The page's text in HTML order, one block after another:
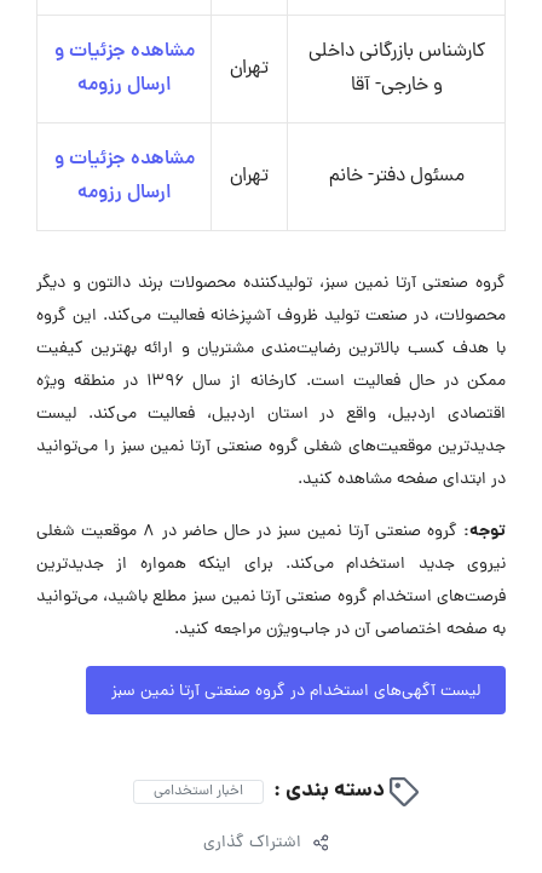
کارشناس بازرگانی داخلی
و خارجی- آقا
تهران
مشاهده جزئیات و
ارسال رزومه
مسئول دفتر- خانم تهران
مشاهده جزئیات و
ارسال رزومه
گروه صنعتی آرتا نمین سبز، تولیدکننده محصولات برند دالتون و دیگر
محصولات، در صنعت تولید ظروف آشپزخانه فعالیت می‌کند. این گروه
با هدف کسب بالاترین رضایت‌مندی مشتریان و ارائه بهترین کیفیت
ممکن در حال فعالیت است. کارخانه از سال ۱۳۹۶ در منطقه ویژه
اقتصادی اردبیل، واقع در استان اردبیل، فعالیت می‌کند. لیست
جدیدترین موقعیت‌های شغلی گروه صنعتی آرتا نمین سبز را می‌توانید
در ابتدای صفحه مشاهده کنید.
توجه:
گروه صنعتی آرتا نمین سبز در حال حاضر در ۸ موقعیت شغلی
نیروی جدید استخدام می‌کند. برای اینکه همواره از جدیدترین
فرصت‌های استخدام گروه صنعتی آرتا نمین سبز مطلع باشید، می‌توانید
به صفحه اختصاصی آن در جاب‌ویژن مراجعه کنید.
لیست آگهی‌های استخدام در گروه صنعتی آرتا نمین سبز
دسته بندی : اخبار استخدامی
اشتراک گذاری